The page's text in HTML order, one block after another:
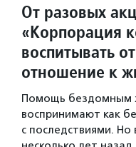
От разовых
«Корпорация
воспитывать
отношение к
Помощь бездомным
воспринимают как
с последствиями.